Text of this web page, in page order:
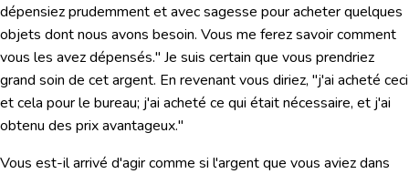
dépensiez prudemment et avec sagesse pour acheter quelques
objets dont nous avons besoin. Vous me ferez savoir comment
vous les avez dépensés." Je suis certain que vous prendriez
grand soin de cet argent. En revenant vous diriez, "j'ai acheté ceci
et cela pour le bureau; j'ai acheté ce qui était nécessaire, et j'ai
obtenu des prix avantageux."
Vous est-il arrivé d'agir comme si l'argent que vous aviez dans